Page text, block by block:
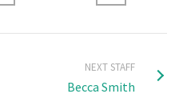
NEXT STAFF
Becca Smith